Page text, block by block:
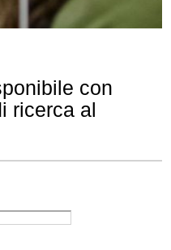
con
ricerca al